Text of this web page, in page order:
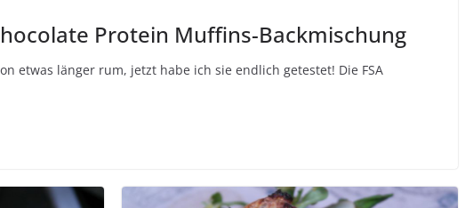
Protein Muffins-Backmischung
etwas länger rum, jetzt habe ich sie endlich getestet! Die FSA